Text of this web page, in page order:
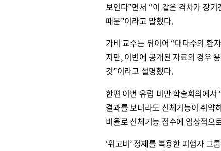
보인다”면서 “이 같은 격차가 장
때문”이라고 말했다.
가비 교수는 뒤이어 “대다수의 환
지만, 이번에 공개된 자료의 경우
것”이라고 설명했다.
한편 이번 유럽 비만 학술회의에서
결과를 보더라도 신체기능이 취약
비율로 신체기능 점수에 임상적으
‘위고비’ 정제를 복용한 피험자